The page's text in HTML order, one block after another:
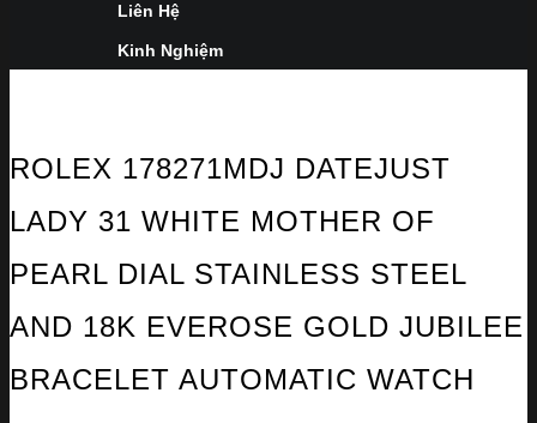
Liên Hệ
Kinh Nghiệm
ROLEX 178271MDJ DATEJUST
LADY 31 WHITE MOTHER OF
PEARL DIAL STAINLESS STEEL
AND 18K EVEROSE GOLD JUBILEE
BRACELET AUTOMATIC WATCH